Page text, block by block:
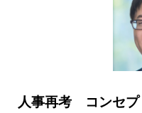
人事再考 コンセ